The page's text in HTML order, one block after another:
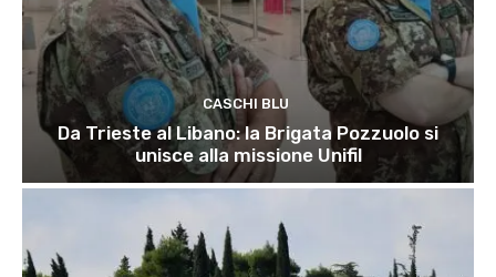
CASCHI BLU
Da Trieste al Libano: la Brigata Pozzuolo si
unisce alla missione Unifil